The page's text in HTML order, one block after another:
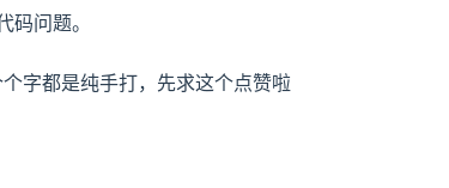
问题。
字都是纯手打，先求这个点赞啦